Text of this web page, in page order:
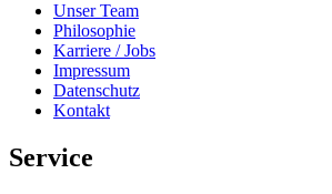
Unser Team
Philosophie
Karriere / Jobs
Impressum
Datenschutz
Kontakt
Service